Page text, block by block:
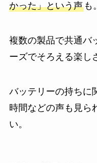
かった」という声も。
複数の製品で共通バ
ーズでそろえる楽し
バッテリーの持ちに
時間などの声も見ら
い。